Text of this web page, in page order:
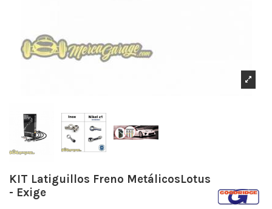
KIT Latiguillos Freno MetálicosLotus
- Exige